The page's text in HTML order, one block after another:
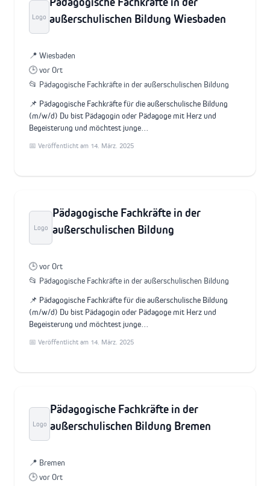
Logo außerschulischen Bildung Wiesbaden
📍 Wiesbaden
🕒 vor Ort
📂 Pädagogische Fachkräfte in der außerschulischen Bildung
📌 Pädagogische Fachkräfte für die außerschulische Bildung
(m/w/d) Du bist Pädagogin oder Pädagoge mit Herz und
Begeisterung und möchtest junge…
📅 Veröffentlicht am 14. März. 2025
Logo
Pädagogische Fachkräfte in der
außerschulischen Bildung
🕒 vor Ort
📂 Pädagogische Fachkräfte in der außerschulischen Bildung
📌 Pädagogische Fachkräfte für die außerschulische Bildung
(m/w/d) Du bist Pädagogin oder Pädagoge mit Herz und
Begeisterung und möchtest junge…
📅 Veröffentlicht am 14. März. 2025
Logo
Pädagogische Fachkräfte in der
außerschulischen Bildung Bremen
📍 Bremen
🕒 vor Ort